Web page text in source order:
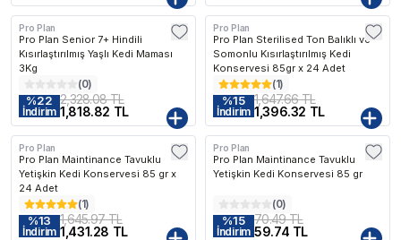
Kargo Bedava
Pro Plan
Pro Plan Senior 7+ Hindili
Kısırlaştırılmış Yaşlı Kedi Maması
3Kg
(0)
%22
İndirim
2,328.08 TL
1,818.82 TL
Kargo Bedava
Pro Plan
Pro Plan Sterilised Ton Balıklı ve
Somonlu Kısırlaştırılmış Kedi
Konservesi 85gr x 24 Adet
(1)
%15
İndirim
1,647.66 TL
1,396.32 TL
Kargo Bedava
Pro Plan
Pro Plan Maintinance Tavuklu
Yetişkin Kedi Konservesi 85 gr x
24 Adet
(1)
%13
İndirim
1,645.97 TL
1,431.28 TL
Pro Plan
Pro Plan Maintinance Tavuklu
Yetişkin Kedi Konservesi 85 gr
(0)
%15
İndirim
70.49 TL
59.74 TL